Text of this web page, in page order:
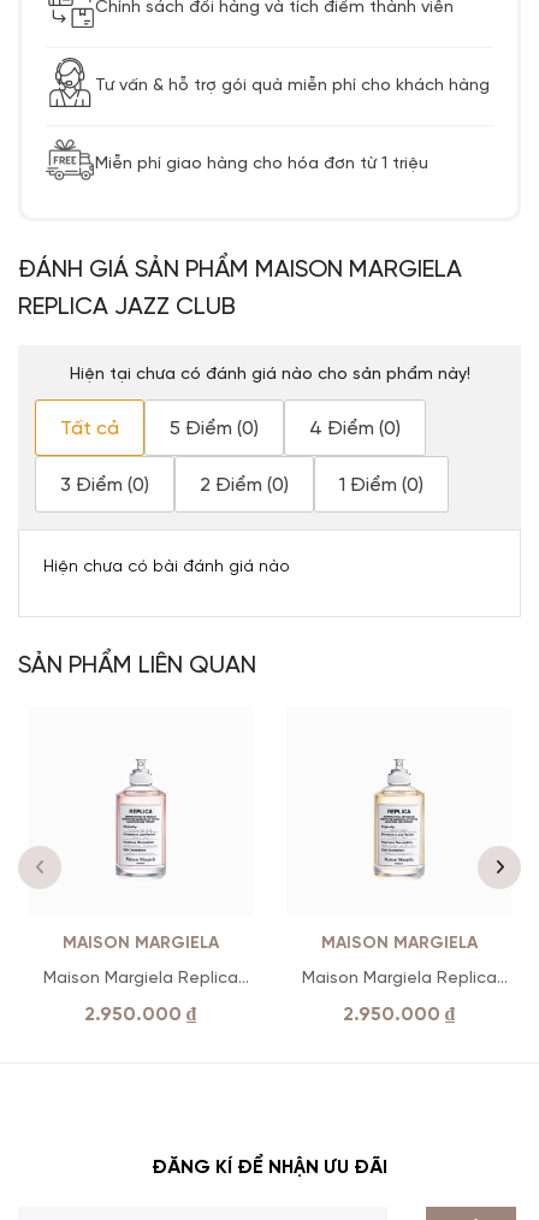
Chính sách đổi hàng và tích điểm thành viên
Tư vấn & hỗ trợ gói quà miễn phí cho khách hàng
Miễn phí giao hàng cho hóa đơn từ 1 triệu
ĐÁNH GIÁ SẢN PHẨM MAISON MARGIELA
REPLICA JAZZ CLUB
Hiện tại chưa có đánh giá nào cho sản phẩm này!
Tất cả 5 Điểm (0) 4 Điểm (0)
3 Điểm (0) 2 Điểm (0) 1 Điểm (0)
Hiện chưa có bài đánh giá nào
SẢN PHẨM LIÊN QUAN
MAISON MARGIELA
Maison Margiela Replica
Flower Market
2.950.000 ₫
MAISON MARGIELA
Maison Margiela Replica
Beach Walk
2.950.000 ₫
ĐĂNG KÍ ĐỂ NHẬN ƯU ĐÃI